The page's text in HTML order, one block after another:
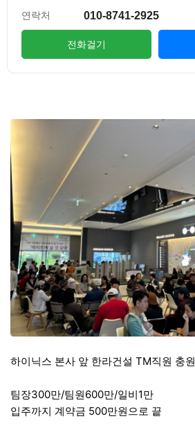
연락처 010-8741-2925
전화걸기
하이닉스 본사 앞 한라건설 TM직원 충원
팀장300만/팀원600만/일비1만
입주까지 계약금 500만원으로 끝